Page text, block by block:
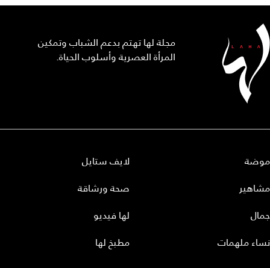
مجلة لها تهتم بدعم الشباب وتمكين
المرأة العصرية وأسلوب الحياة.
موضة
مشاهير
جمال
نساء ملهمات
لايف ستايل
صحة ورشاقة
لها فيديو
مطبخ لها